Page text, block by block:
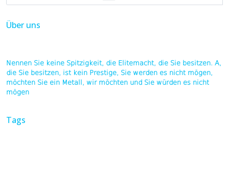
Über uns
Nennen Sie keine Spitzigkeit, die Elitemacht, die Sie besitzen. A,
die Sie besitzen, ist kein Prestige, Sie werden es nicht mögen,
möchten Sie ein Metall, wir möchten und Sie würden es nicht
mögen
Tags